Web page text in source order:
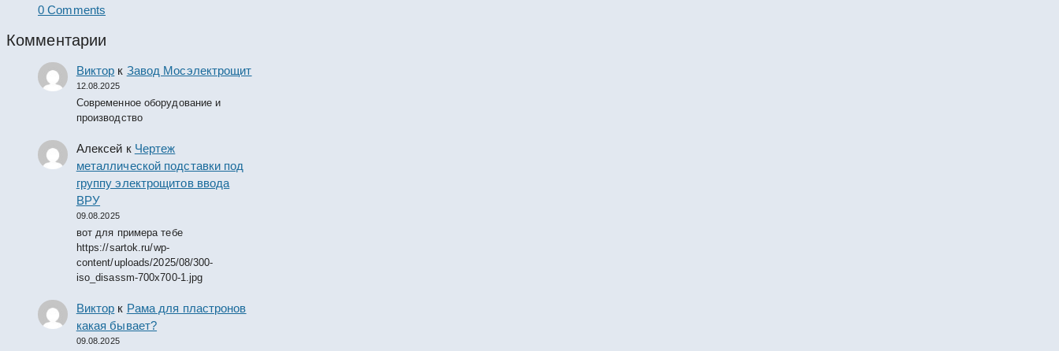
0 Comments
Комментарии
Виктор к Завод Мосэлектрощит
12.08.2025
Современное оборудование и
производство
Алексей к Чертеж
металлической подставки под
группу электрощитов ввода
ВРУ
09.08.2025
вот для примера тебе
https://sartok.ru/wp-
content/uploads/2025/08/300-
iso_disassm-700x700-1.jpg
Виктор к Рама для пластронов
какая бывает?
09.08.2025